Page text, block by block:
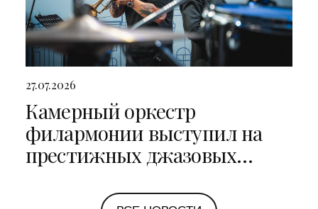
27.07.2026
Камерный оркестр
филармонии выступил на
престижных джазовых
Петербурге и Ярославле